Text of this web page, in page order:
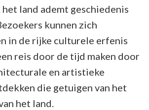
land ademt geschiedenis
kunnen zich
in de rijke culturele erfenis
reis door de tijd maken door
en artistieke
die getuigen van het
het land.